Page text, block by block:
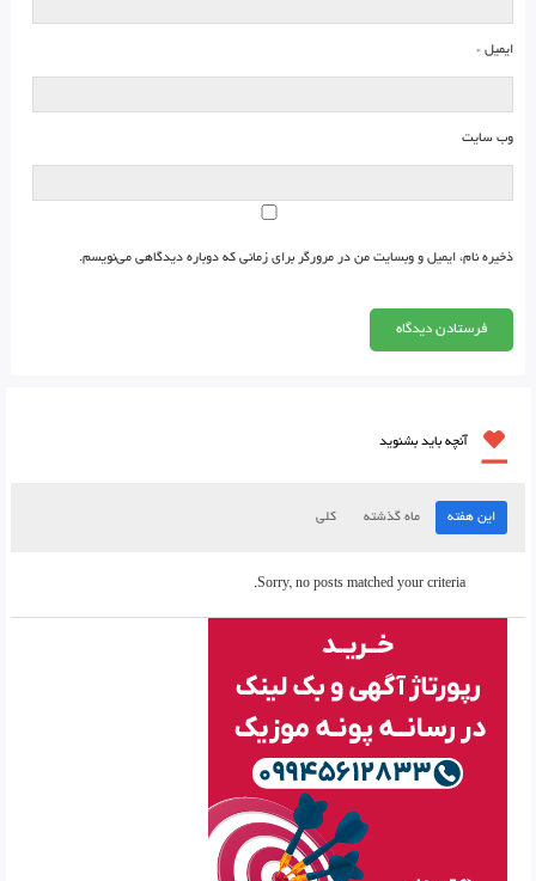
ایمیل *
وب‌ سایت
ذخیره نام، ایمیل و وبسایت من در مرورگر برای زمانی که دوباره دیدگاهی می‌نویسم.
آنچه باید بشنوید
این هفته ماه گذشته کلی
Sorry, no posts matched your criteria.